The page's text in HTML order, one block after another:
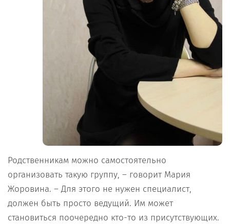
Родственникам можно самостоятельно
организовать такую группу, – говорит Мария
Жоровина. – Для этого не нужен специалист,
должен быть просто ведущий. Им может
становиться поочередно кто-то из присутствующих.